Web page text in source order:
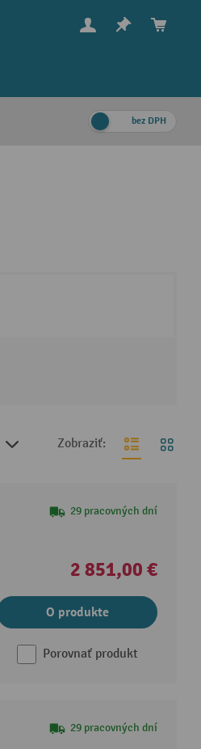
bez DPH
Zobraziť:
29 pracovných dní
2 851,00 €
O produkte
Porovnať produkt
29 pracovných dní